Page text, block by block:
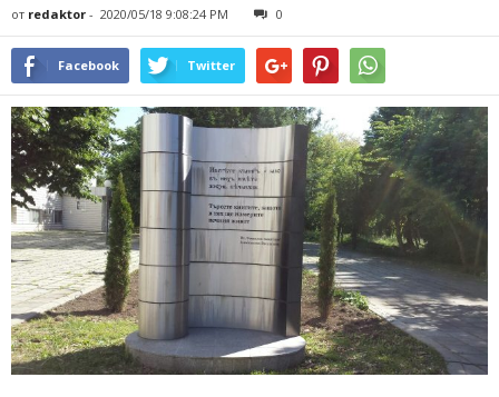
от redaktor - 2020/05/18 9:08:24 PM 0
Facebook Twitter